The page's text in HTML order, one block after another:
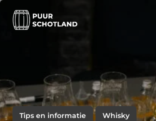
Ga
naar
Tips en informatie Whisky